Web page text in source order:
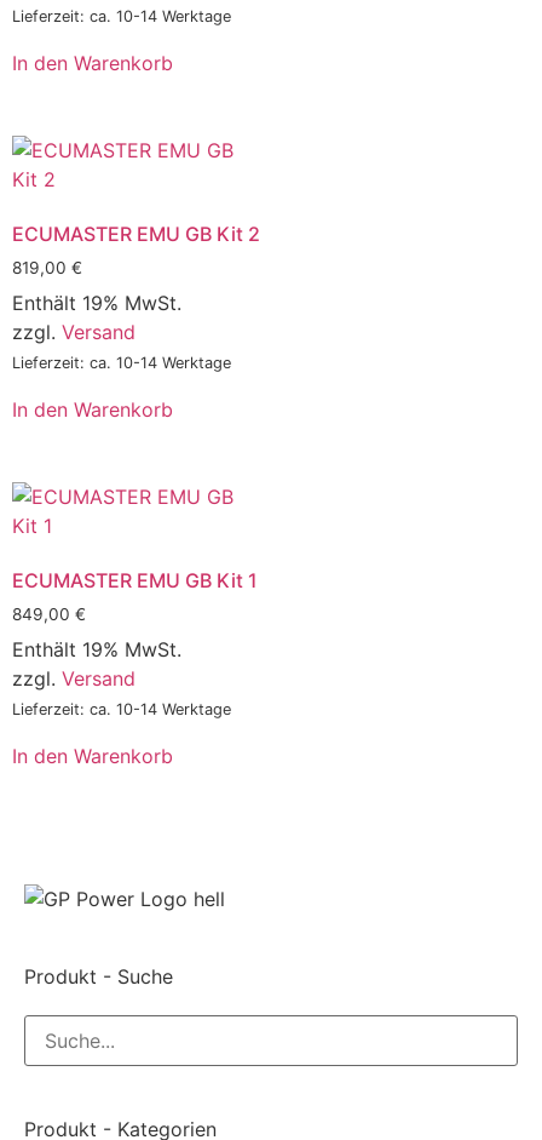
Produkt - Suche
Produkt - Kategorien
Lieferzeit: ca. 10-14 Werktage
In den Warenkorb
ECUMASTER EMU GB Kit 2
819,00 €
Enthält 19% MwSt.
zzgl. Versand
Lieferzeit: ca. 10-14 Werktage
In den Warenkorb
ECUMASTER EMU GB Kit 1
849,00 €
Enthält 19% MwSt.
zzgl. Versand
Lieferzeit: ca. 10-14 Werktage
In den Warenkorb